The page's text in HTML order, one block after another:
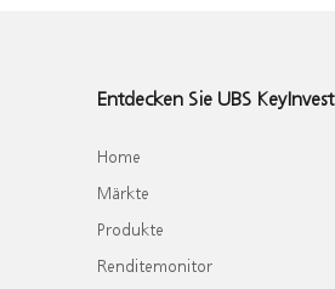
Entdecken Sie UBS KeyInvest
Home
Märkte
Produkte
Renditemonitor